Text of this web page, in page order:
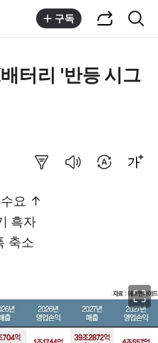
구독
터리 '반등 시그
수요 ↑
흑자
축소